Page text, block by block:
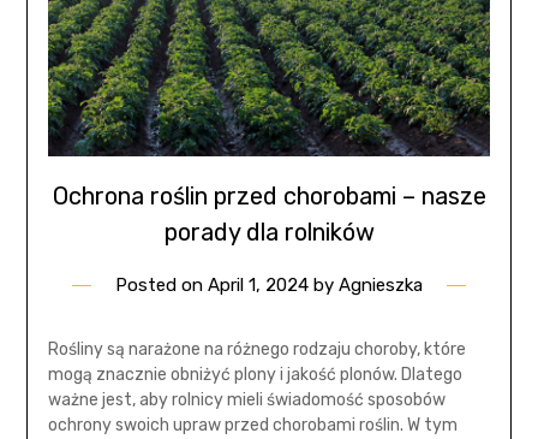
Ochrona roślin przed chorobami – nasze
porady dla rolników
Posted on April 1, 2024 by Agnieszka
Rośliny są narażone na różnego rodzaju choroby, które
mogą znacznie obniżyć plony i jakość plonów. Dlatego
ważne jest, aby rolnicy mieli świadomość sposobów
ochrony swoich upraw przed chorobami roślin. W tym